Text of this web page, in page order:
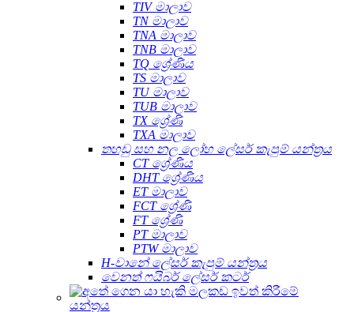
TIV මාලාව
TN මාලාව
TNA මාලාව
TNB මාලාව
TQ ශ්‍රේණිය
TS මාලාව
TU මාලාව
TUB මාලාව
TX ශ්‍රේණි
TXA මාලාව
තහඩු සහ නල ලෝහ ලේසර් කැපුම් යන්ත්‍රය
CT ශ්‍රේණිය
DHT ශ්‍රේණිය
ET මාලාව
FCT ශ්‍රේණි
FT ශ්‍රේණි
PT මාලාව
PTW මාලාව
H-වානේ ලේසර් කැපුම් යන්ත්‍රය
වෙනත් ෆයිබර් ලේසර් කටර්